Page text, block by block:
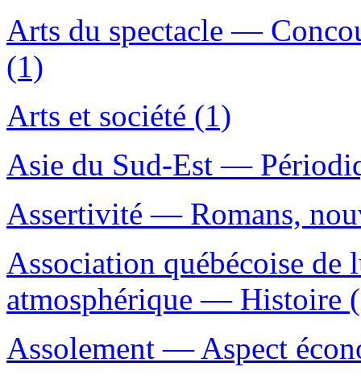
Arts du spectacle —
(1)
Arts et société (1)
Asie du Sud-Est —
Assertivité — Romans,
Association québécoise
atmosphérique — Histoire
Assolement — Aspect